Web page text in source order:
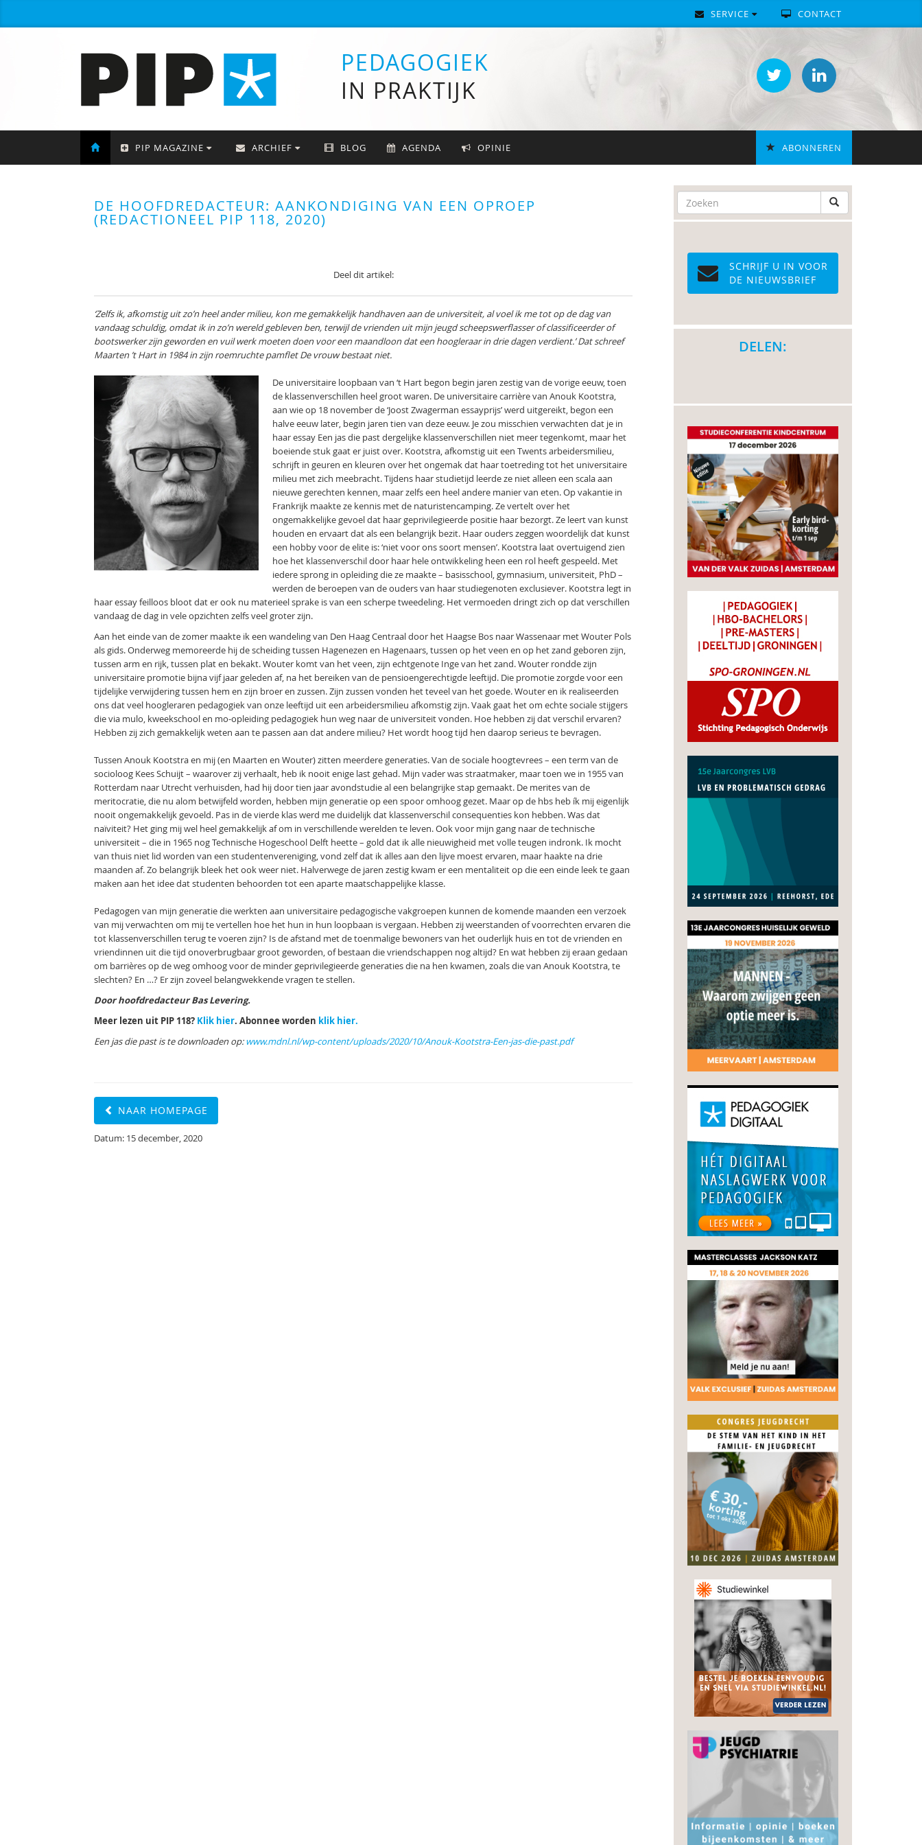
SERVICE CONTACT
PEDAGOGIEK
IN PRAKTIJK
PIP MAGAZINE ARCHIEF BLOG AGENDA OPINIE ABONNEREN
DE HOOFDREDACTEUR: AANKONDIGING VAN EEN OPROEP
(REDACTIONEEL PIP 118, 2020)
Deel dit artikel:
‘Zelfs ik, afkomstig uit zo’n heel ander milieu, kon me gemakkelijk handhaven aan de universiteit, al voel ik me tot op de dag van
vandaag schuldig, omdat ik in zo’n wereld gebleven ben, terwijl de vrienden uit mijn jeugd scheepswerflasser of classificeerder of
bootswerker zijn geworden en vuil werk moeten doen voor een maandloon dat een hoogleraar in drie dagen verdient.’ Dat schreef
Maarten ’t Hart in 1984 in zijn roemruchte pamflet De vrouw bestaat niet.
De universitaire loopbaan van ‘t Hart begon begin jaren zestig van de vorige eeuw, toen
de klassenverschillen heel groot waren. De universitaire carrière van Anouk Kootstra,
aan wie op 18 november de ‘Joost Zwagerman essayprijs’ werd uitgereikt, begon een
halve eeuw later, begin jaren tien van deze eeuw. Je zou misschien verwachten dat je in
haar essay Een jas die past dergelijke klassenverschillen niet meer tegenkomt, maar het
boeiende stuk gaat er juist over. Kootstra, afkomstig uit een Twents arbeidersmilieu,
schrijft in geuren en kleuren over het ongemak dat haar toetreding tot het universitaire
milieu met zich meebracht. Tijdens haar studietijd leerde ze niet alleen een scala aan
nieuwe gerechten kennen, maar zelfs een heel andere manier van eten. Op vakantie in
Frankrijk maakte ze kennis met de naturistencamping. Ze vertelt over het
ongemakkelijke gevoel dat haar geprivilegieerde positie haar bezorgt. Ze leert van kunst
houden en ervaart dat als een belangrijk bezit. Haar ouders zeggen woordelijk dat kunst
een hobby voor de elite is: ‘niet voor ons soort mensen’. Kootstra laat overtuigend zien
hoe het klassenverschil door haar hele ontwikkeling heen een rol heeft gespeeld. Met
iedere sprong in opleiding die ze maakte – basisschool, gymnasium, universiteit, PhD –
werden de beroepen van de ouders van haar studiegenoten exclusiever. Kootstra legt in
haar essay feilloos bloot dat er ook nu materieel sprake is van een scherpe tweedeling. Het vermoeden dringt zich op dat verschillen
vandaag de dag in vele opzichten zelfs veel groter zijn.
Aan het einde van de zomer maakte ik een wandeling van Den Haag Centraal door het Haagse Bos naar Wassenaar met Wouter Pols
als gids. Onderweg memoreerde hij de scheiding tussen Hagenezen en Hagenaars, tussen op het veen en op het zand geboren zijn,
tussen arm en rijk, tussen plat en bekakt. Wouter komt van het veen, zijn echtgenote Inge van het zand. Wouter rondde zijn
universitaire promotie bijna vijf jaar geleden af, na het bereiken van de pensioengerechtigde leeftijd. Die promotie zorgde voor een
tijdelijke verwijdering tussen hem en zijn broer en zussen. Zijn zussen vonden het teveel van het goede. Wouter en ik realiseerden
ons dat veel hoogleraren pedagogiek van onze leeftijd uit een arbeidersmilieu afkomstig zijn. Vaak gaat het om echte sociale stijgers
die via mulo, kweekschool en mo-opleiding pedagogiek hun weg naar de universiteit vonden. Hoe hebben zij dat verschil ervaren?
Hebben zij zich gemakkelijk weten aan te passen aan dat andere milieu? Het wordt hoog tijd hen daarop serieus te bevragen.
Tussen Anouk Kootstra en mij (en Maarten en Wouter) zitten meerdere generaties. Van de sociale hoogtevrees – een term van de
socioloog Kees Schuijt – waarover zij verhaalt, heb ik nooit enige last gehad. Mijn vader was straatmaker, maar toen we in 1955 van
Rotterdam naar Utrecht verhuisden, had hij door tien jaar avondstudie al een belangrijke stap gemaakt. De merites van de
meritocratie, die nu alom betwijfeld worden, hebben mijn generatie op een spoor omhoog gezet. Maar op de hbs heb ík mij eigenlijk
nooit ongemakkelijk gevoeld. Pas in de vierde klas werd me duidelijk dat klassenverschil consequenties kon hebben. Was dat
naïviteit? Het ging mij wel heel gemakkelijk af om in verschillende werelden te leven. Ook voor mijn gang naar de technische
universiteit – die in 1965 nog Technische Hogeschool Delft heette – gold dat ik alle nieuwigheid met volle teugen indronk. Ik mocht
van thuis niet lid worden van een studentenvereniging, vond zelf dat ik alles aan den lijve moest ervaren, maar haakte na drie
maanden af. Zo belangrijk bleek het ook weer niet. Halverwege de jaren zestig kwam er een mentaliteit op die een einde leek te gaan
maken aan het idee dat studenten behoorden tot een aparte maatschappelijke klasse.
Pedagogen van mijn generatie die werkten aan universitaire pedagogische vakgroepen kunnen de komende maanden een verzoek
van mij verwachten om mij te vertellen hoe het hun in hun loopbaan is vergaan. Hebben zij weerstanden of voorrechten ervaren die
tot klassenverschillen terug te voeren zijn? Is de afstand met de toenmalige bewoners van het ouderlijk huis en tot de vrienden en
vriendinnen uit die tijd onoverbrugbaar groot geworden, of bestaan die vriendschappen nog altijd? En wat hebben zij eraan gedaan
om barrières op de weg omhoog voor de minder geprivilegieerde generaties die na hen kwamen, zoals die van Anouk Kootstra, te
slechten? En …? Er zijn zoveel belangwekkende vragen te stellen.
Door hoofdredacteur Bas Levering.
Meer lezen uit PIP 118? Klik hier. Abonnee worden klik hier.
Een jas die past is te downloaden op:www.mdnl.nl/wp-content/uploads/2020/10/Anouk-Kootstra-Een-jas-die-past.pdf
NAAR HOMEPAGE
Datum: 15 december, 2020
SCHRIJF U IN VOOR
DE NIEUWSBRIEF
DELEN: